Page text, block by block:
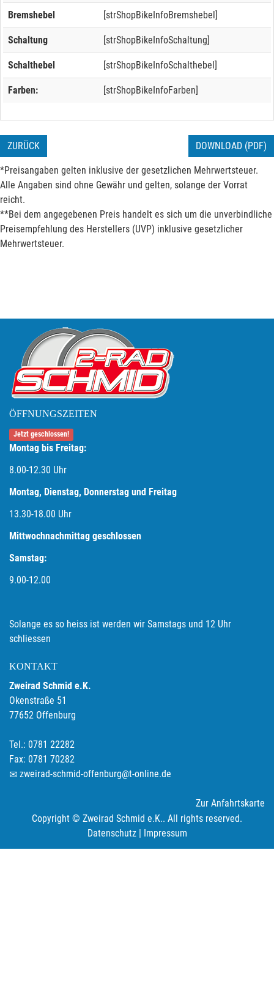
Bremshebel [strShopBikeInfoBremshebel]
Schaltung [strShopBikeInfoSchaltung]
Schalthebel [strShopBikeInfoSchalthebel]
Farben: [strShopBikeInfoFarben]
ZURÜCK DOWNLOAD (PDF)
*Preisangaben gelten inklusive der gesetzlichen Mehrwertsteuer.
Alle Angaben sind ohne Gewähr und gelten, solange der Vorrat
reicht.
**Bei dem angegebenen Preis handelt es sich um die unverbindliche
Preisempfehlung des Herstellers (UVP) inklusive gesetzlicher
Mehrwertsteuer.
ÖFFNUNGSZEITEN
Jetzt geschlossen!
Montag bis Freitag:
8.00-12.30 Uhr
Montag, Dienstag, Donnerstag und Freitag
13.30-18.00 Uhr
Mittwochnachmittag geschlossen
Samstag:
9.00-12.00
Solange es so heiss ist werden wir Samstags und 12 Uhr
schliessen
KONTAKT
Zweirad Schmid e.K.
Okenstraße 51
77652 Offenburg
Tel.: 0781 22282
Fax: 0781 70282
zweirad-schmid-offenburg@t-online.de
Zur Anfahrtskarte
Copyright © Zweirad Schmid e.K.. All rights reserved.
Datenschutz| Impressum